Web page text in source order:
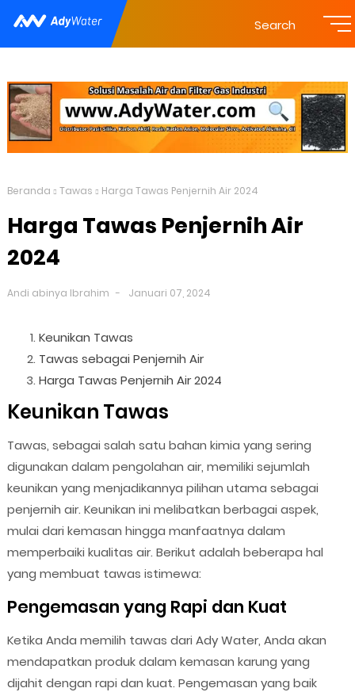
Search
Beranda Tawas Harga Tawas Penjernih Air 2024
Harga Tawas Penjernih Air
2024
Andi abinya Ibrahim Januari 07, 2024
Keunikan Tawas
Tawas sebagai Penjernih Air
Harga Tawas Penjernih Air 2024
Keunikan Tawas
Tawas, sebagai salah satu bahan kimia yang sering
digunakan dalam pengolahan air, memiliki sejumlah
keunikan yang menjadikannya pilihan utama sebagai
penjernih air. Keunikan ini melibatkan berbagai aspek,
mulai dari kemasan hingga manfaatnya dalam
memperbaiki kualitas air. Berikut adalah beberapa hal
yang membuat tawas istimewa:
Pengemasan yang Rapi dan Kuat
Ketika Anda memilih tawas dari Ady Water, Anda akan
mendapatkan produk dalam kemasan karung yang
dijahit dengan rapi dan kuat. Pengemasan yang baik